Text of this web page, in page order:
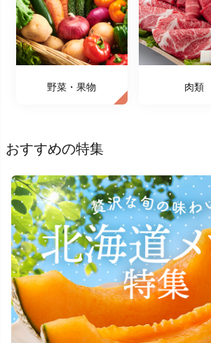
野菜・果物 肉類
おすすめの特集